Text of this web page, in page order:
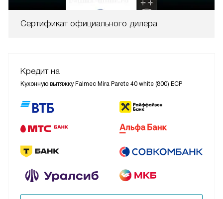
Сертификат официального дилера
Кредит на
Кухонную вытяжку Falmec Mira Parete 40 white (800) ECP